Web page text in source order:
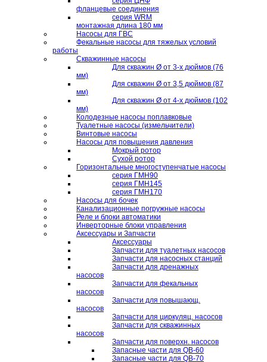
фланцевые соединения
серия WRM
монтажная длина 180 мм
Насосы для ГВС
Фекальные насосы для тяжелых условий
работы
Скважинные насосы
Для скважин Ø от 3-х дюймов (76
мм)
Для скважин Ø от 3,5 дюймов (87
мм)
Для скважин Ø от 4-х дюймов (102
мм)
Колодезные насосы поплавковые
Туалетные насосы (измельчители)
Винтовые насосы
Насосы для повышения давления
Мокрый ротор
Сухой ротор
Горизонтальные многоступенчатые насосы
серия ГМН90
серия ГМН145
серия ГМН170
Насосы для бочек
Канализационные погружные насосы
Реле и блоки автоматики
Инверторные блоки управления
Аксессуары и Запчасти
Аксессуары
Запчасти для туалетных насосов
Запчасти для насосных станций
Запчасти для дренажных
насосов
Запчасти для фекальных
насосов
Запчасти для повышающ.
насосов
Запчасти для циркуляц. насосов
Запчасти для скважинных
насосов
Запчасти для поверхн. насосов
Запасные части для QB-60
Запасные части для QB-70